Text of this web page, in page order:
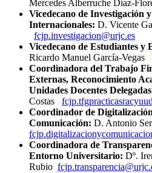
Mercedes Alberruche Díaz-
Vicedecano de Investigación
Internacionales: D. Vicente
fcjp.investigacion@urjc.es
Vicedecano de Estudiantes y
Ricardo Manuel García-Vegas
Coordinadora del Trabajo
Externas, Reconocimiento
Unidades Docentes
Costas
Coordinador de
Comunicación: D. Antonio
Coordinadora de
Entorno Universitario: Dº.
Rubio